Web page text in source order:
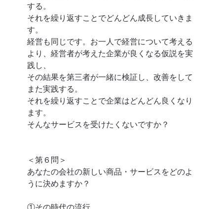
する。
それを繰り返すことでどんどん成長していきま
す。
経営も同じです。お一人で経営について考える
より、経営者が考えた企業が良くなる仮説を実
践し、
その結果を第三者が一緒に検証し、改善をして
また実践する。
それを繰り返すことで企業はどんどん良くなり
ます。
そんなサービスを受けたくないですか？
＜第６問＞
あなたの会社の新しい商品・サービスをどのよ
うに決めますか？
①その時代の流行